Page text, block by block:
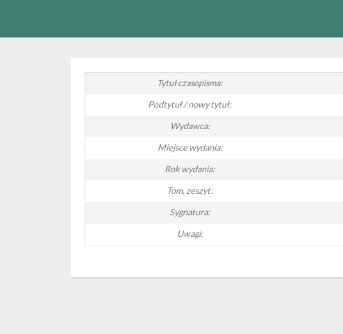
Tytuł czasopisma:
Podtytuł / nowy tytuł:
Wydawca:
Miejsce wydania:
Rok wydania:
Tom, zeszyt:
Sygnatura:
Uwagi: